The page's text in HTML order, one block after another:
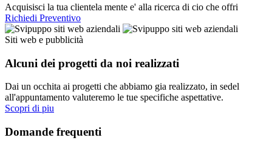
Acquisisci la tua clientela mente e' alla ricerca di cio che offri
Richiedi Preventivo
Siti web e pubblicità
Alcuni dei progetti da noi realizzati
Dai un occhita ai progetti che abbiamo gia realizzato, in sedel
all'appuntamento valuteremo le tue specifiche aspettative.
Scopri di piu
Domande frequenti